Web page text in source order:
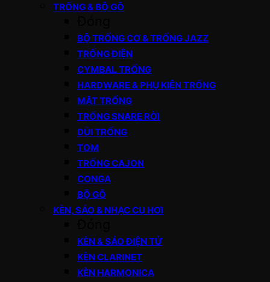
TRỐNG & BỘ GÕ
BỘ TRỐNG CƠ & TRỐNG JAZZ
TRỐNG ĐIỆN
CYMBAL TRỐNG
HARDWARE & PHỤ KIỆN TRỐNG
MẶT TRỐNG
TRỐNG SNARE RỜI
DÙI TRỐNG
TOM
TRỐNG CAJON
CONGA
BỘ GÕ
KÈN, SÁO & NHẠC CỤ HƠI
KÈN & SÁO ĐIỆN TỬ
KÈN CLARINET
KÈN HARMONICA